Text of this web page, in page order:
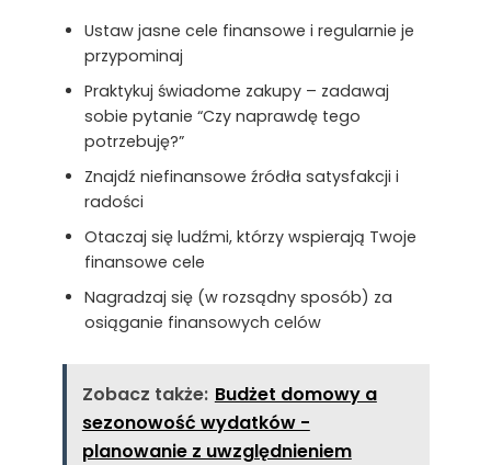
Ustaw jasne cele finansowe i regularnie je
przypominaj
Praktykuj świadome zakupy – zadawaj
sobie pytanie “Czy naprawdę tego
potrzebuję?”
Znajdź niefinansowe źródła satysfakcji i
radości
Otaczaj się ludźmi, którzy wspierają Twoje
finansowe cele
Nagradzaj się (w rozsądny sposób) za
osiąganie finansowych celów
Zobacz także: Budżet domowy a
sezonowość wydatków -
planowanie z uwzględnieniem